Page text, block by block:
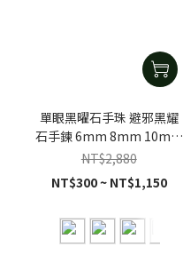
單眼黑曜石手珠 避邪黑耀
石手鍊 6mm 8mm 10mm
12mm 14mm 16mm
NT$2,880
NT$300 ~ NT$1,150